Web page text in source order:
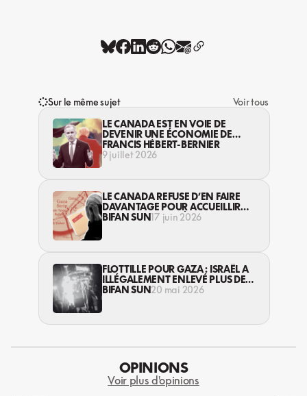
Sur le même sujet
Voir tous
LE CANADA EST EN VOIE DE
DEVENIR UNE ÉCONOMIE DE
GUERRE
FRANCIS HÉBERT-BERNIER
9 juillet 2026
LE CANADA REFUSE D’EN FAIRE
DAVANTAGE POUR ACCUEILLIR
UNE CENTAINE D’ÉTUDIANT·ES DE
BIFAN SUN17 juin 2026
FLOTTILLE POUR GAZA : ISRAËL A
ILLÉGALEMENT ENLEVÉ PLUS DE
400 ACTIVISTES
BIFAN SUN20 mai 2026
OPINIONS
Voir plus d'opinions